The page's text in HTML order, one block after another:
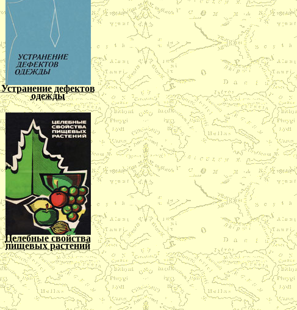
Устранение дефектов
одежды
Целебные свойства
пищевых растений